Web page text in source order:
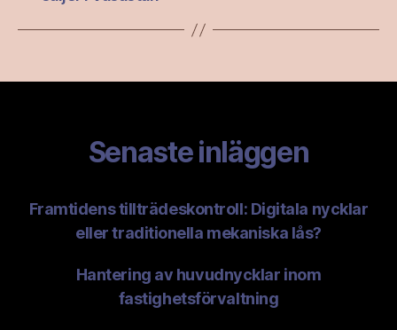
Senaste inläggen
Framtidens tillträdeskontroll: Digitala nycklar
eller traditionella mekaniska lås?
Hantering av huvudnycklar inom
fastighetsförvaltning